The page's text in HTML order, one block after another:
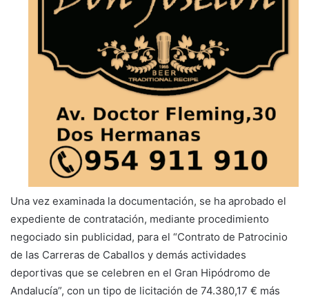
Una vez examinada la documentación, se ha aprobado el
expediente de contratación, mediante procedimiento
negociado sin publicidad, para el “Contrato de Patrocinio
de las Carreras de Caballos y demás actividades
deportivas que se celebren en el Gran Hipódromo de
Andalucía”, con un tipo de licitación de 74.380,17 € más